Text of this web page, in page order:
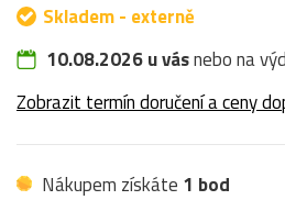
Skladem - externě
10.08.2026 u vásnebo na
Zobrazit termín doručení a ceny
Nákupem získáte 1 bod